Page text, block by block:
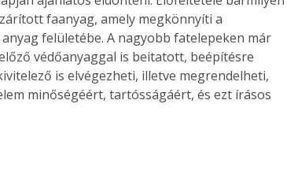
faanyag, amely megkönnyíti a
felületébe. A nagyobb fatelepeken már
védőanyaggal is beitatott, beépítésre
is elvégezheti, illetve megrendelheti,
minőségéért, tartósságáért, és ezt írásos